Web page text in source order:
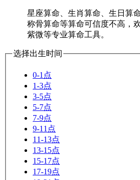
星座算命、生肖算命、生日算
称骨算命等算命可信度不高，
紫微等专业算命工具。
选择出生时间
0-1点
1-3点
3-5点
5-7点
7-9点
9-11点
11-13点
13-15点
15-17点
17-19点